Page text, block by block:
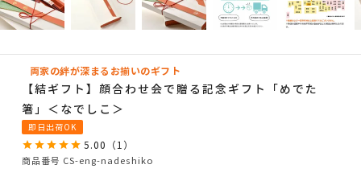
両家の絆が深まるお揃いのギフト
【結ギフト】顔合わせ会で贈る記念ギフト「めでた
箸」＜なでしこ＞
即日出荷OK
5.00 （ 1 ）
商品番号 CS-eng-nadeshiko